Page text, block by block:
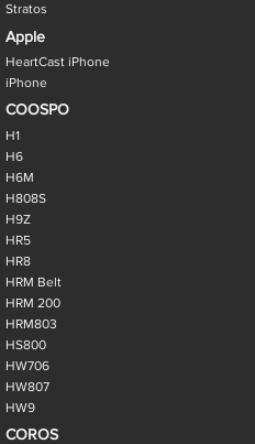
Stratos
Apple
HeartCast iPhone
iPhone
COOSPO
H1
H6
H6M
H808S
H9Z
HR5
HR8
HRM Belt
HRM 200
HRM803
HS800
HW706
HW807
HW9
COROS